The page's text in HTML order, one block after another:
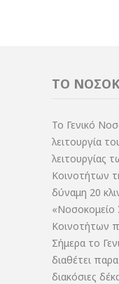
ΤΟ
Το Γενικό
λειτουργία
λειτουργίας
Κοινοτήτων
δύναμη 20
«Νοσοκομείο
Κοινοτήτων
Σήμερα το
διαθέτει
διακόσιες